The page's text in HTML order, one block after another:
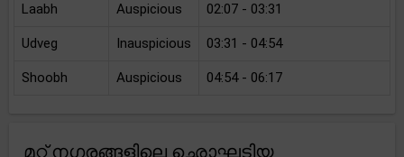
Laabh Auspicious 02:07 - 03:31
Udveg Inauspicious 03:31 - 04:54
Shoobh Auspicious 04:54 - 06:17
മറ്റ് നഗരങ്ങളിലെ ഛൊഘടിയ